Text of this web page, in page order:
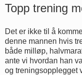
Topp trening
Det er ikke til å
denne mannen hvis
både milløp,
ante vi hvordan han
og treningsopplegget